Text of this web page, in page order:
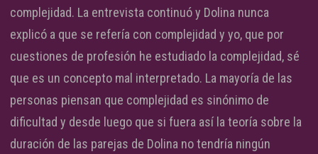
complejidad. La entrevista continuó y Dolina nunca
explicó a que se refería con complejidad y yo, que por
cuestiones de profesión he estudiado la complejidad, sé
que es un concepto mal interpretado. La mayoría de las
personas piensan que complejidad es sinónimo de
dificultad y desde luego que si fuera así la teoría sobre la
duración de las parejas de Dolina no tendría ningún